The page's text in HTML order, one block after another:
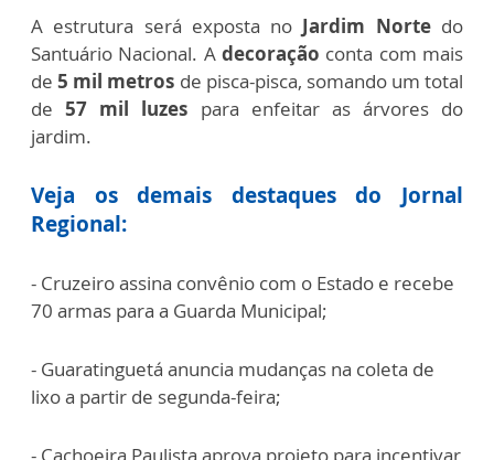
A estrutura será exposta no Jardim Norte do
Santuário Nacional. Adecoração conta com mais
de5 mil metros de pisca-pisca, somando um total
de57 mil luzes para enfeitar as árvores do
jardim.
Veja os demais destaques do Jornal
Regional:
- Cruzeiro assina convênio com o Estado e recebe
70 armas para a Guarda Municipal;
- Guaratinguetá anuncia mudanças na coleta de
lixo a partir de segunda-feira;
- Cachoeira Paulista aprova projeto para incentivar